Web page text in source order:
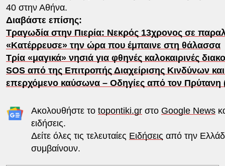
40 στην Αθήνα.
Διαβάστε επίσης:
Τραγωδία στην Πιερία: Νεκρός 13χρονος σε
«Κατέρρευσε» την ώρα που έμπαινε στη θάλασσα
Τρία «μαγικά» νησιά για φθηνές καλοκαιρινές
SOS από της Επιτροπής Διαχείρισης Κινδύνων
επερχόμενο καύσωνα – Οδηγίες από τον Πρύτανη
Ακολουθήστε το topontiki.grστο Google News
ειδήσεις.
Δείτε όλες τις τελευταίες Ειδήσεις από την
συμβαίνουν.